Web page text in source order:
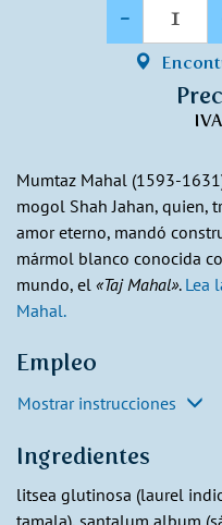
-
Mumtaz Mahal (1593-
mogol Shah Jahan, quien,
amor eterno, mandó
mármol blanco conocida
mundo, el «Taj Mahal». Lea
Mahal.
Empleo
Mostrar instrucciones
Ingredientes
litsea glutinosa (laurel
tamala), santalum album